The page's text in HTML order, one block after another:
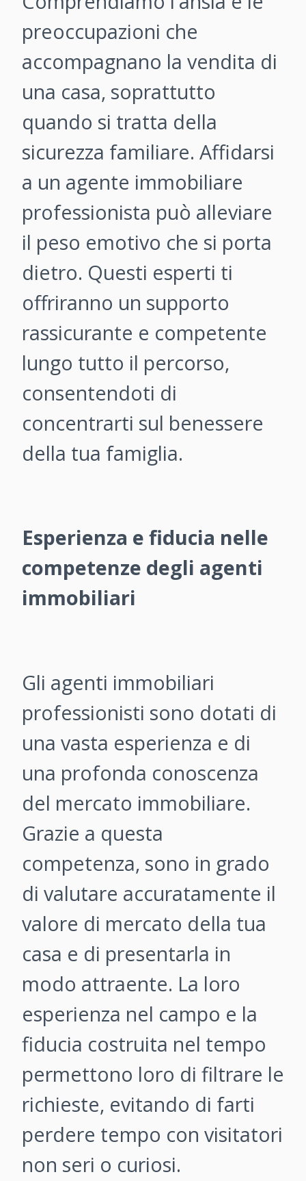
preoccupazioni che
accompagnano la vendita di
una casa, soprattutto
quando si tratta della
sicurezza familiare. Affidarsi
a un agente immobiliare
professionista può alleviare
il peso emotivo che si porta
dietro. Questi esperti ti
offriranno un supporto
rassicurante e competente
lungo tutto il percorso,
consentendoti di
concentrarti sul benessere
della tua famiglia.
Esperienza e fiducia nelle
competenze degli agenti
immobiliari
Gli agenti immobiliari
professionisti sono dotati di
una vasta esperienza e di
una profonda conoscenza
del mercato immobiliare.
Grazie a questa
competenza, sono in grado
di valutare accuratamente il
valore di mercato della tua
casa e di presentarla in
modo attraente. La loro
esperienza nel campo e la
fiducia costruita nel tempo
permettono loro di filtrare le
richieste, evitando di farti
perdere tempo con visitatori
non seri o curiosi.